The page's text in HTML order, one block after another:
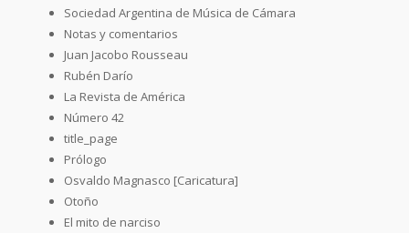
Sociedad Argentina de Música de Cámara
Notas y comentarios
Juan Jacobo Rousseau
Rubén Darío
La Revista de América
Número 42
title_page
Prólogo
Osvaldo Magnasco [Caricatura]
Otoño
El mito de narciso